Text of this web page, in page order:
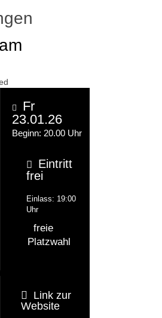
Fr
23.01.26
Beginn: 20.00 Uhr
Eintritt
frei
Einlass: 19:00
Uhr
freie
Platzwahl
Link zur
Website